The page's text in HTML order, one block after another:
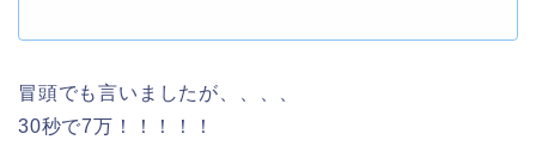
冒頭でも言いましたが、、、、
30秒で7万！！！！！